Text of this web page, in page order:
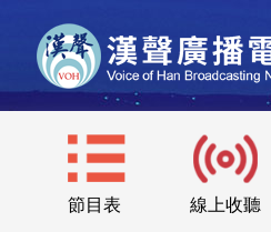
節目表 線上收聽